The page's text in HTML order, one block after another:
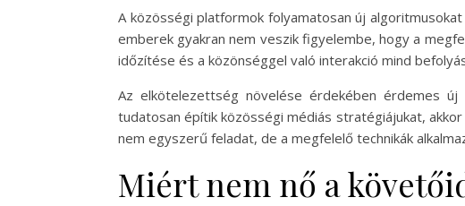
A közösségi platformok folyamatosan új
emberek gyakran nem veszik figyelembe, hogy a
időzítése és a közönséggel való interakció mind
Az elkötelezettség növelése érdekében érdemes
tudatosan építik közösségi médiás stratégiájukat,
nem egyszerű feladat, de a megfelelő technikák
Miért nem nő a